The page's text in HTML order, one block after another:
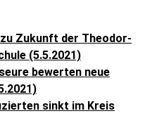
Zukunft der Theodor-
(5.5.2021)
bewerten neue
sinkt im Kreis